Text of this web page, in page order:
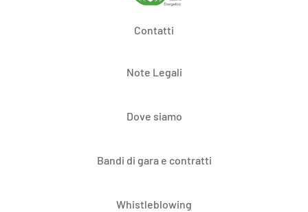
Contatti
Note Legali
Dove siamo
Bandi di gara e contratti
Whistleblowing